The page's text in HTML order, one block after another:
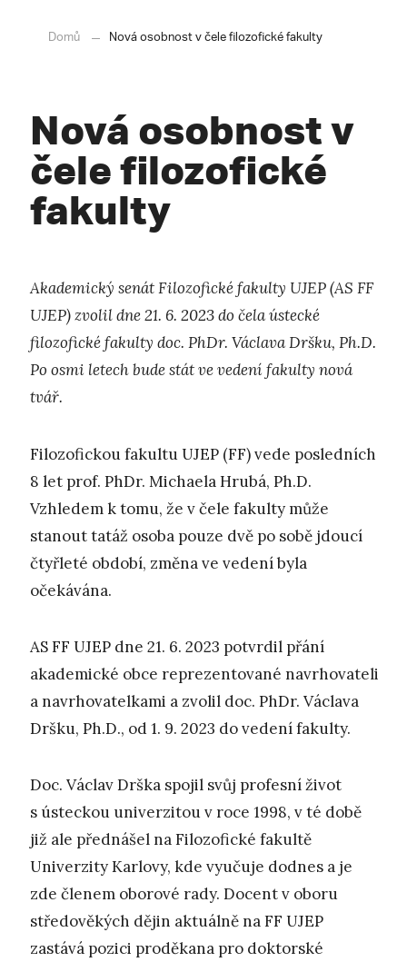
Domů Nová osobnost v čele filozofické fakulty
Nová osobnost v
čele filozofické
fakulty
Akademický senát Filozofické fakulty UJEP (AS FF
UJEP) zvolil dne 21. 6. 2023 do čela ústecké
filozofické fakulty doc. PhDr. Václava Dršku, Ph.D.
Po osmi letech bude stát ve vedení fakulty nová
tvář.
Filozofickou fakultu UJEP (FF) vede posledních
8 let prof. PhDr. Michaela Hrubá, Ph.D.
Vzhledem k tomu, že v čele fakulty může
stanout tatáž osoba pouze dvě po sobě jdoucí
čtyřleté období, změna ve vedení byla
očekávána.
AS FF UJEP dne 21. 6. 2023 potvrdil přání
akademické obce reprezentované navrhovateli
a navrhovatelkami a zvolil doc. PhDr. Václava
Dršku, Ph.D., od 1. 9. 2023 do vedení fakulty.
Doc. Václav Drška spojil svůj profesní život
s ústeckou univerzitou v roce 1998, v té době
již ale přednášel na Filozofické fakultě
Univerzity Karlovy, kde vyučuje dodnes a je
zde členem oborové rady. Docent v oboru
středověkých dějin aktuálně na FF UJEP
zastává pozici proděkana pro doktorské